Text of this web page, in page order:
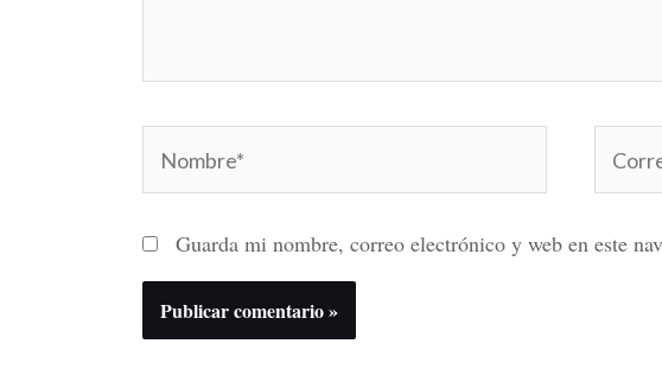
Guarda mi nombre, correo electrónico y web en este